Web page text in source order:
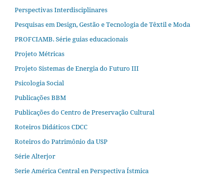
Perspectivas Interdisciplinares
Pesquisas em Design, Gestão e Tecnologia de Têxtil e Moda
PROFCIAMB. Série guias educacionais
Projeto Métricas
Projeto Sistemas de Energia do Futuro III
Psicologia Social
Publicações BBM
Publicações do Centro de Preservação Cultural
Roteiros Didáticos CDCC
Roteiros do Patrimônio da USP
Série Alterjor
Serie América Central en Perspectiva Ístmica